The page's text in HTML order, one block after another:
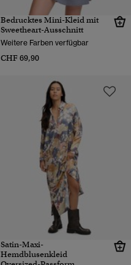
Bedrucktes Mini-Kleid mit
Sweetheart-Ausschnitt
Weitere Farben verfügbar
CHF 69,90
Satin-Maxi-
Hemdblusenkleid